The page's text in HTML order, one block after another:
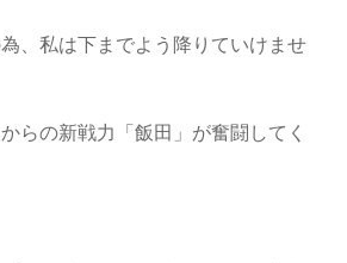
、私は下までよう降りていけませ
らの新戦力「飯田」が奮闘してく